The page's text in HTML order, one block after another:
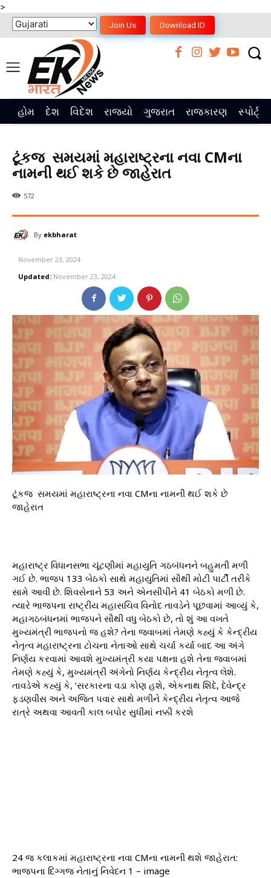
>
Join Us Download ID
હોમ દેશ વિદેશ રાજ્યો ગુજરાત રાજકારણ સ્પોર્ટ્સ
ટૂંકજ સમયમાં મહારાષ્ટ્રના નવા CMના
નામની થઈ શકે છે જાહેરાત
572
By ekbharat
November 23, 2024
Updated: November 23, 2024
ટૂંકજ સમયમાં મહારાષ્ટ્રના નવા CMના નામની થઈ શકે છે
જાહેરાત
મહારાષ્ટ્ર વિધાનસભા ચૂંટણીમાં મહાયુતિ ગઠબંધનને બહુમતી મળી
ગઈ છે. ભાજપ 133 બેઠકો સાથે મહાયુતિમાં સૌથી મોટી પાર્ટી તરીકે
સામે આવી છે. શિવસેનાને 53 અને એનસીપીને 41 બેઠકો મળી છે.
ત્યારે ભાજપના રાષ્ટ્રીય મહાસચિવ વિનોદ તાવડેને પૂછવામાં આવ્યું કે,
મહાગઠબંધનમાં ભાજપને સૌથી વધુ બેઠકો છે, તો શું આ વખતે
મુખ્યમંત્રી ભાજપનો જ હશે? તેના જવાબમાં તેમણે કહ્યું કે કેન્દ્રીય
નેતૃત્વ મહારાષ્ટ્રના ટોચના નેતાઓ સાથે ચર્ચા કર્યા બાદ આ અંગે
નિર્ણય કરવામાં આવશે મુખ્યમંત્રી કયા પક્ષના હશે તેના જવાબમાં
તેમણે કહ્યું કે, મુખ્યમંત્રી અંગેનો નિર્ણય કેન્દ્રીય નેતૃત્વ લેશે.
તાવડેએ કહ્યું કે, ‘સરકારના વડા કોણ હશે, એકનાથ શિંદે, દેવેન્દ્ર
ફડણવીસ અને અજિત પવાર સાથે મળીને કેન્દ્રીય નેતૃત્વ આજે
રાત્રે અથવા આવતી કાલ બપોર સુધીમાં નક્કી કરશે
24 જ કલાકમાં મહારાષ્ટ્રના નવા CMના નામની થશે જાહેરાત:
ભાજપના દિગ્ગજ નેતાનું નિવેદન 1 – image